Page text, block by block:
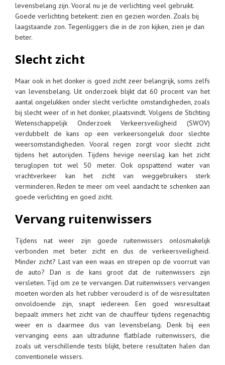
levensbelang zijn. Vooral nu je de verlichting veel gebruikt.
Goede verlichting betekent: zien en gezien worden. Zoals bij
laagstaande zon. Tegenliggers die in de zon kijken, zien je dan
beter.
Slecht zicht
Maar ook in het donker is goed zicht zeer belangrijk, soms zelfs
van levensbelang. Uit onderzoek blijkt dat 60 procent van het
aantal ongelukken onder slecht verlichte omstandigheden, zoals
bij slecht weer of in het donker, plaatsvindt. Volgens de Stichting
Wetenschappelijk Onderzoek Verkeersveiligheid (SWOV)
verdubbelt de kans op een verkeersongeluk door slechte
weersomstandigheden. Vooral regen zorgt voor slecht zicht
tijdens het autorijden. Tijdens hevige neerslag kan het zicht
teruglopen tot wel 50 meter. Ook opspattend water van
vrachtverkeer kan het zicht van weggebruikers sterk
verminderen. Reden te meer om veel aandacht te schenken aan
goede verlichting en goed zicht.
Vervang ruitenwissers
Tijdens nat weer zijn goede ruitenwissers onlosmakelijk
verbonden met beter zicht en dus de verkeersveiligheid.
Minder zicht? Last van een waas en strepen op de voorruit van
de auto? Dan is de kans groot dat de ruitenwissers zijn
versleten. Tijd om ze te vervangen. Dat ruitenwissers vervangen
moeten worden als het rubber verouderd is of de wisresultaten
onvoldoende zijn, snapt iedereen. Een goed wisresultaat
bepaalt immers het zicht van de chauffeur tijdens regenachtig
weer en is daarmee dus van levensbelang. Denk bij een
vervanging eens aan ultradunne flatblade ruitenwissers, die
zoals uit verschillende tests blijkt, betere resultaten halen dan
conventionele wissers.